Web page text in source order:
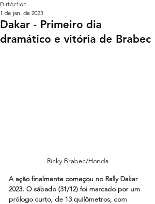
Dakar - Primeiro dia
dramático e vitória de Brabec
DirtAction
1 de jan. de 2023
Ricky Brabec/Honda
A ação finalmente começou no Rally Dakar
2023. O sábado (31/12) foi marcado por um
prólogo curto, de 13 quilômetros, com